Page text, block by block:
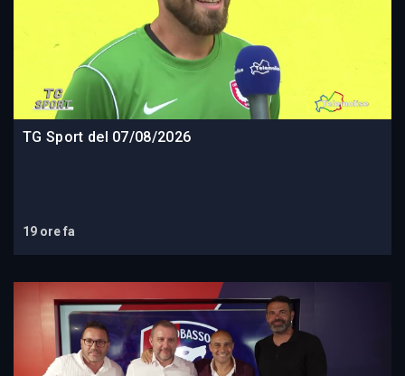
TG Sport del 07/08/2026
19 ore fa